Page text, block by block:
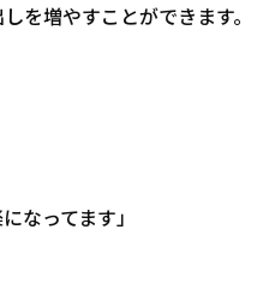
を増やすことができます。
なってます」